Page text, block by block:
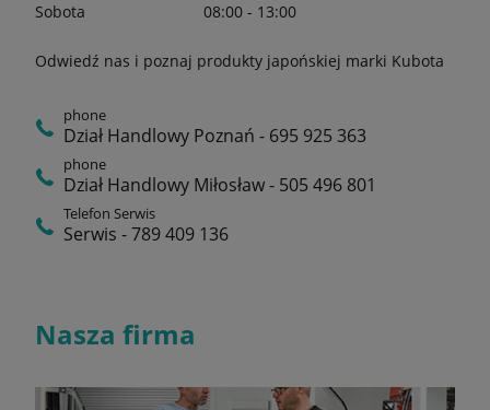
Sobota
08:00 - 13:00
Odwiedź nas i poznaj produkty japońskiej marki Kubota
phone
Dział Handlowy Poznań - 695 925 363
phone
Dział Handlowy Miłosław - 505 496 801
Telefon Serwis
Serwis - 789 409 136
Nasza firma